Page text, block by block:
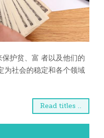
护贫、富 者以及他们的
为社会的稳定和各个领域
Read titles ..